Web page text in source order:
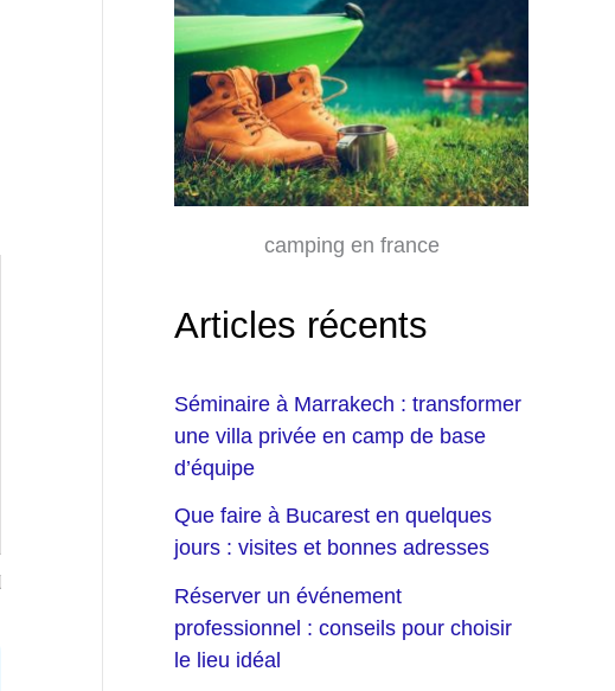
camping en france
Articles récents
Séminaire à Marrakech : transformer
une villa privée en camp de base
d’équipe
Que faire à Bucarest en quelques
jours : visites et bonnes adresses
Réserver un événement
professionnel : conseils pour choisir
le lieu idéal